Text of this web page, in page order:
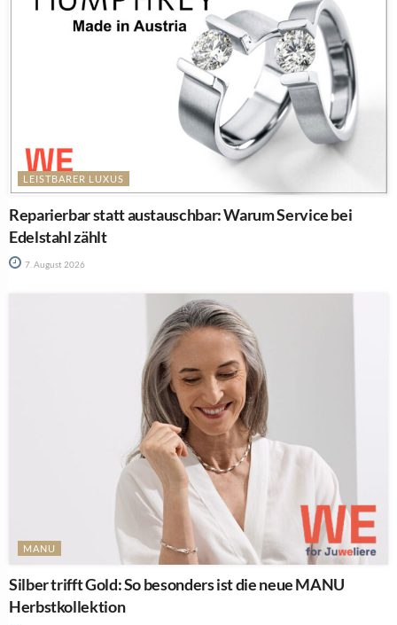
LEISTBARER LUXUS
Reparierbar statt austauschbar: Warum Service bei
Edelstahl zählt
7. August 2026
MANU
Silber trifft Gold: So besonders ist die neue MANU
Herbstkollektion